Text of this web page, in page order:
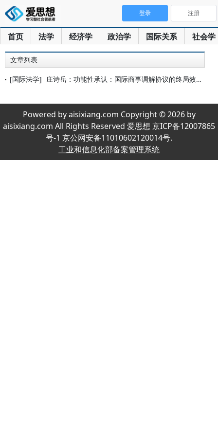
首页 法学 经济学 政治学 国际关系 社会学
登录 注册
文章列表
[国际法学] 庄诗岳：功能性承认：国际商事调解协议的终局效力
Powered by aisixiang.com Copyright © 2026 by
aisixiang.com All Rights Reserved 爱思想 京ICP备12007865
号-1 京公网安备11010602120014号.
工业和信息化部备案管理系统